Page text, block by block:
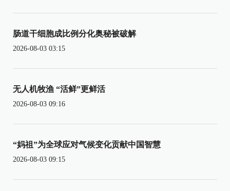
肠道干细胞成比例分化奥秘被破解
2026-08-03 03:15
无人机牧渔 “活鲜”更鲜活
2026-08-03 09:16
“妈祖”为全球应对气候变化贡献中国智慧
2026-08-03 09:15